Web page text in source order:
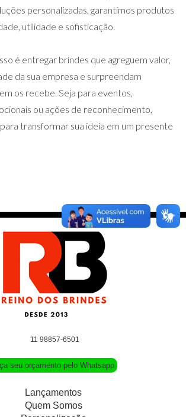
personalizadas, garantimos produtos
utilidade e sofisticação.
é entregar brindes que agreguem valor,
da sua empresa e surpreendam
os recebe. Seja para eventos,
ou ações de reconhecimento,
transformar sua ideia em um presente
11 98857-6501
seu orçamento pelo Whatsapp
Lançamentos
Quem Somos